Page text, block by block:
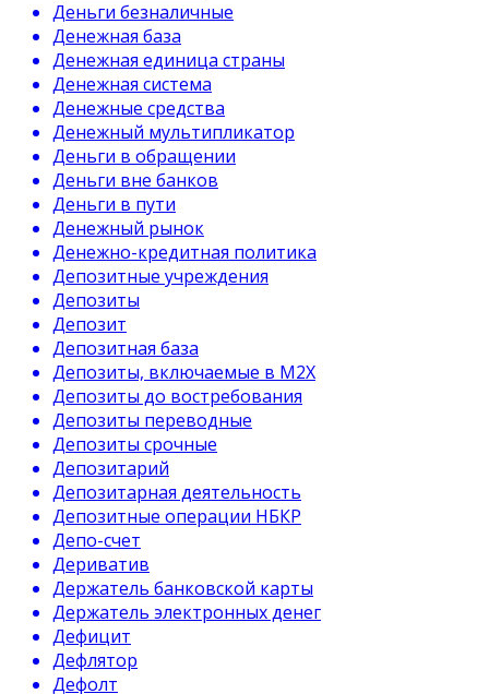
Деньги безналичные
Денежная база
Денежная единица страны
Денежная система
Денежные средства
Денежный мультипликатор
Деньги в обращении
Деньги вне банков
Деньги в пути
Денежный рынок
Денежно-кредитная политика
Депозитные учреждения
Депозиты
Депозит
Депозитная база
Депозиты, включаемые в М2Х
Депозиты до востребования
Депозиты переводные
Депозиты срочные
Депозитарий
Депозитарная деятельность
Депозитные операции НБКР
Депо-счет
Дериватив
Держатель банковской карты
Держатель электронных денег
Дефицит
Дефлятор
Дефолт